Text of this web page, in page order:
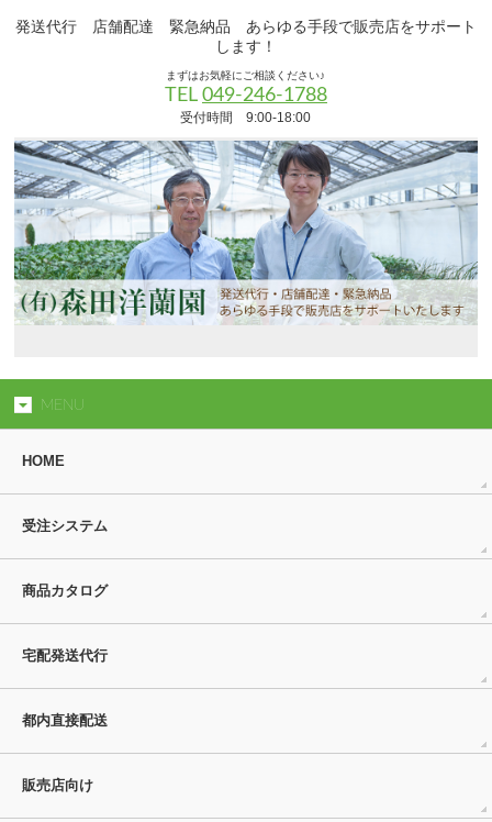
発送代行 店舗配達 緊急納品 あらゆる手段で販売店をサポート
します！
まずはお気軽にご相談ください♪
TEL 049-246-1788
受付時間 9:00-18:00
MENU
HOME
受注システム
商品カタログ
宅配発送代行
都内直接配送
販売店向け